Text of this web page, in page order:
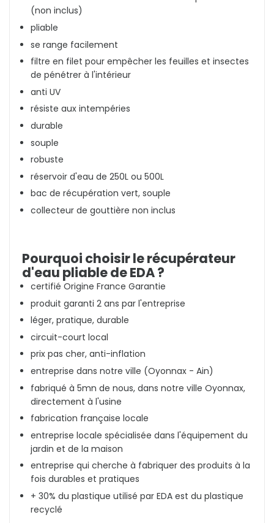
(non inclus)
pliable
se range facilement
filtre en filet pour empêcher les feuilles et insectes
de pénétrer à l'intérieur
anti UV
résiste aux intempéries
durable
souple
robuste
réservoir d'eau de 250L ou 500L
bac de récupération vert, souple
collecteur de gouttière non inclus
Pourquoi choisir le récupérateur
d'eau pliable de EDA ?
certifié Origine France Garantie
produit garanti 2 ans par l'entreprise
léger, pratique, durable
circuit-court local
prix pas cher, anti-inflation
entreprise dans notre ville (Oyonnax - Ain)
fabriqué à 5mn de nous, dans notre ville Oyonnax,
directement à l'usine
fabrication française locale
entreprise locale spécialisée dans l'équipement du
jardin et de la maison
entreprise qui cherche à fabriquer des produits à la
fois durables et pratiques
+ 30% du plastique utilisé par EDA est du plastique
recyclé